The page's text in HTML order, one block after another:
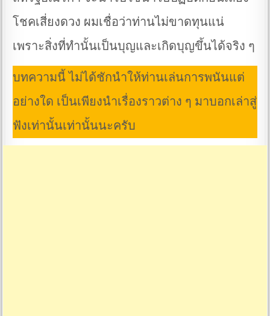
โชคเสี่ยงดวง ผมเชื่อว่าท่านไม่ขาดทุนแน่
เพราะสิ่งที่ทำนั้นเป็นบุญและเกิดบุญขึ้นได้จริง ๆ
บทความนี้ ไม่ได้ชักนำให้ท่านเล่นการพนันแต่
อย่างใด เป็นเพียงนำเรื่องราวต่าง ๆ มาบอกเล่าสู่
ฟังเท่านั้นเท่านั้นนะครับ